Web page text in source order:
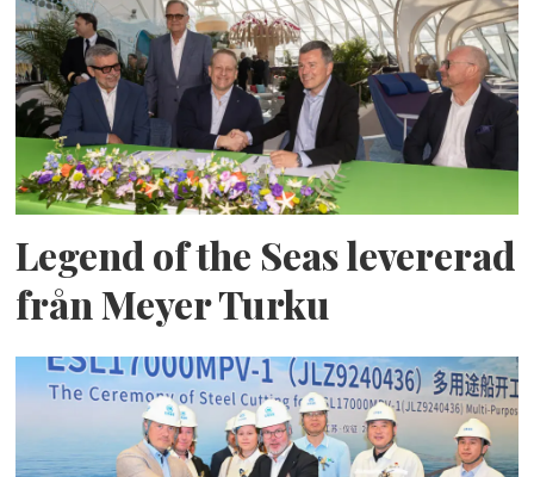
Legend of the Seas levererad
från Meyer Turku